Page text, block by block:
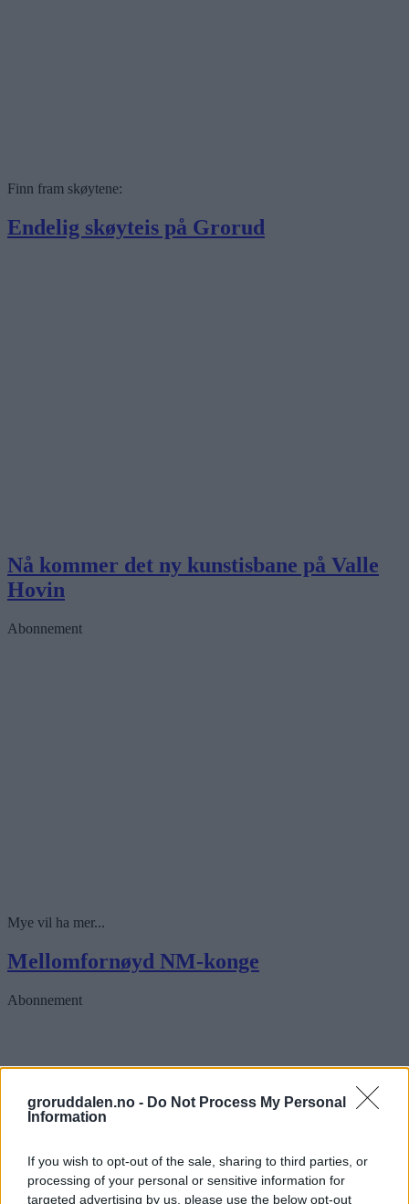
groruddalen.no - Do Not Process My Personal
Information
If you wish to opt-out of the sale, sharing to third parties, or
processing of your personal or sensitive information for
targeted advertising by us, please use the below opt-out
Finn fram skøytene:
Endelig skøyteis på Grorud
Nå kommer det ny kunstisbane på Valle
Hovin
Abonnement
Mye vil ha mer...
Mellomfornøyd NM-konge
Abonnement